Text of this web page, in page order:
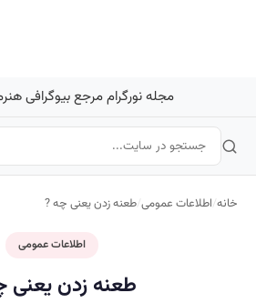
مجله نورگرام مرجع بیوگرافی
خانه/اطلاعات عمومی/طعنه زدن یعنی چه ?
اطلاعات عمومی
طعنه زدن یعنی